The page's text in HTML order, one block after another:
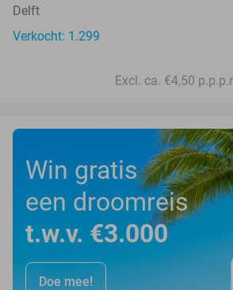
Delft
Verkocht: 1.299
Excl. ca. €4,50
Win gratis
een droomreis
t.w.v. €3.000
Doe mee!